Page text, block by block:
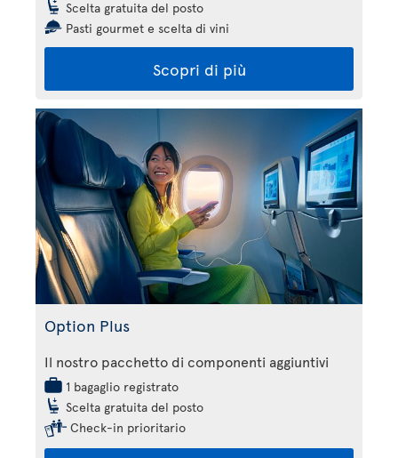
Scelta gratuita del posto
Pasti gourmet e scelta di vini
Scopri di più
Option Plus
Il nostro pacchetto di componenti aggiuntivi
1 bagaglio registrato
Scelta gratuita del posto
Check-in prioritario